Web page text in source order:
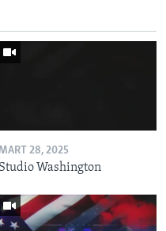
28, 2025
Studio Washington